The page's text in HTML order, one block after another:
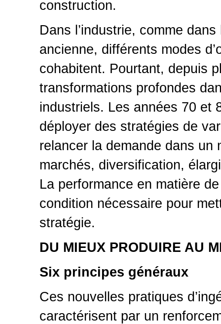
construction.
Dans l’industrie, comme
ancienne, différents modes
cohabitent. Pourtant, depuis
transformations profondes
industriels. Les années 70 et
déployer des stratégies de
relancer la demande dans un
marchés, diversification,
La performance en matière
condition nécessaire pour
stratégie.
DU MIEUX PRODUIRE AU
Six principes généraux
Ces nouvelles pratiques
caractérisent par un